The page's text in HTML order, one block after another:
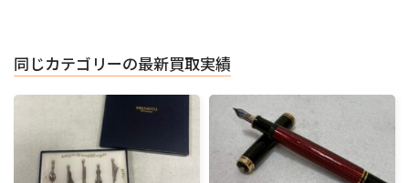
同じカテゴリーの最新買取実績